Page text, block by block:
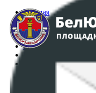
Главная
Аукционы
Интернет-магазин
Регламент
Политика в
ПОЛОЖЕНИЕ О